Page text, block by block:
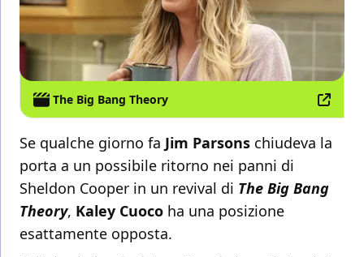
The Big Bang Theory
Se qualche giorno fa Jim Parsons chiudeva la
porta a un possibile ritorno nei panni di
Sheldon Cooper in un revival di The Big Bang
Theory, Kaley Cuoco ha una posizione
esattamente opposta.